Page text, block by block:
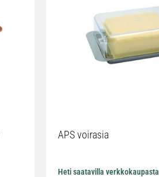
APS voirasia
Heti saatavilla verkkokaupasta